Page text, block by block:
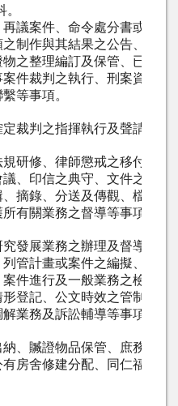
議案件、命令處分書或答辯
制作與其結果之公告、案卷
之整理編訂及保管、已結案
件裁判之執行、刑案資料彙
等事項。
裁判之指揮執行及聲請定應
研修、律師懲戒之移付、各
、印信之典守、文件之收發
、摘錄、分送及傳觀、檔案管
有關業務之督導等事項。
發展業務之辦理及督導、年
管計畫或案件之編擬、考核
件進行及一般業務之檢查催
登記、公文時效之管制及統
業務及訴訟輔導等事項。
、贓證物品保管、庶務（採
房舍修建分配、同仁福利及